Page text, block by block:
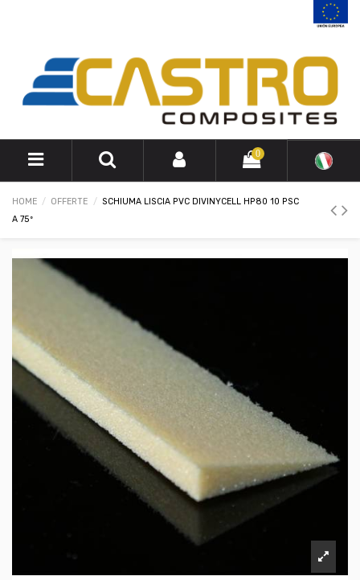
0
HOME OFFERTE
SCHIUMA LISCIA PVC DIVINYCELL HP80 10 PSC
A 75º